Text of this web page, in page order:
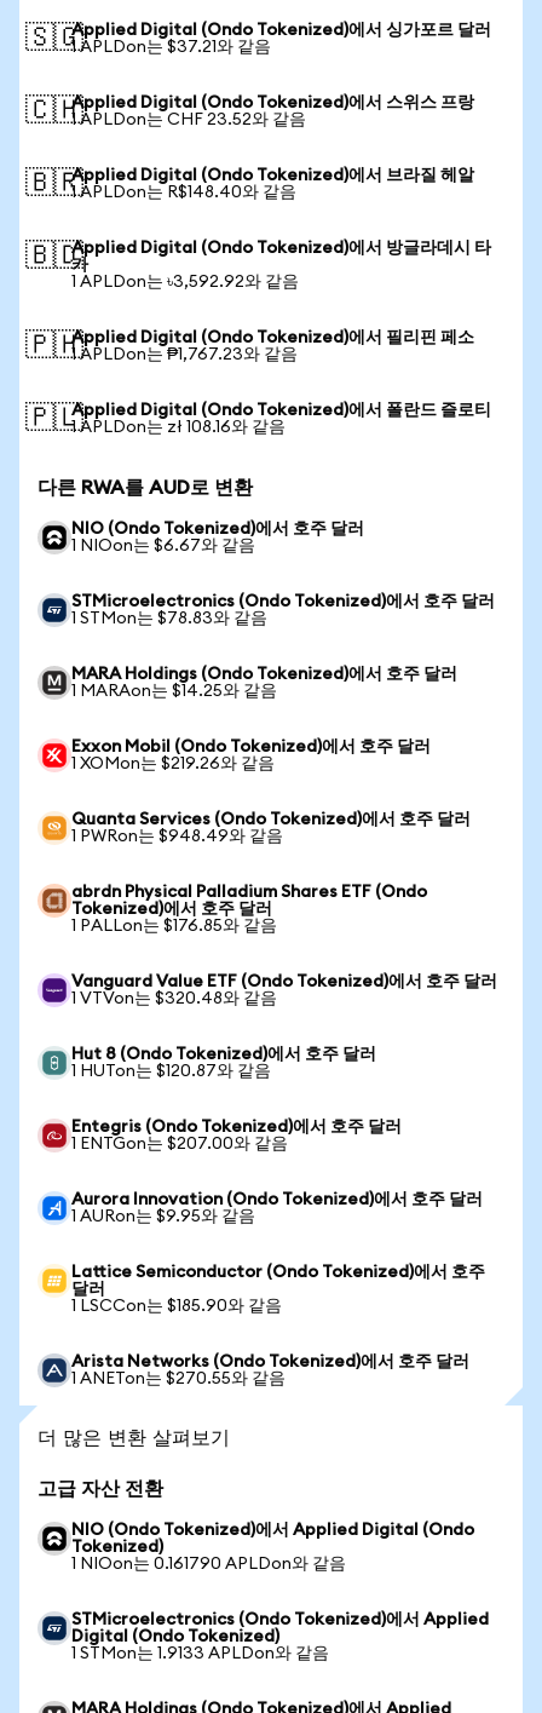
🇸🇬Applied Digital (Ondo Tokenized)에서 싱가포르 달러
1 APLDon는 $37.21와 같음
🇨🇭Applied Digital (Ondo Tokenized)에서 스위스 프랑
1 APLDon는 CHF 23.52와 같음
🇧🇷Applied Digital (Ondo Tokenized)에서 브라질 헤알
1 APLDon는 R$148.40와 같음
🇧🇩Applied Digital (Ondo Tokenized)에서 방글라데시 타
카
1 APLDon는 ৳3,592.92와 같음
🇵🇭Applied Digital (Ondo Tokenized)에서 필리핀 페소
1 APLDon는 ₱1,767.23와 같음
🇵🇱Applied Digital (Ondo Tokenized)에서 폴란드 즐로티
1 APLDon는 zł 108.16와 같음
다른 RWA를 AUD로 변환
NIO (Ondo Tokenized)에서 호주 달러
1 NIOon는 $6.67와 같음
STMicroelectronics (Ondo Tokenized)에서 호주 달러
1 STMon는 $78.83와 같음
MARA Holdings (Ondo Tokenized)에서 호주 달러
1 MARAon는 $14.25와 같음
Exxon Mobil (Ondo Tokenized)에서 호주 달러
1 XOMon는 $219.26와 같음
Quanta Services (Ondo Tokenized)에서 호주 달러
1 PWRon는 $948.49와 같음
abrdn Physical Palladium Shares ETF (Ondo
Tokenized)에서 호주 달러
1 PALLon는 $176.85와 같음
Vanguard Value ETF (Ondo Tokenized)에서 호주 달러
1 VTVon는 $320.48와 같음
Hut 8 (Ondo Tokenized)에서 호주 달러
1 HUTon는 $120.87와 같음
Entegris (Ondo Tokenized)에서 호주 달러
1 ENTGon는 $207.00와 같음
Aurora Innovation (Ondo Tokenized)에서 호주 달러
1 AURon는 $9.95와 같음
Lattice Semiconductor (Ondo Tokenized)에서 호주
달러
1 LSCCon는 $185.90와 같음
Arista Networks (Ondo Tokenized)에서 호주 달러
1 ANETon는 $270.55와 같음
더 많은 변환 살펴보기
고급 자산 전환
NIO (Ondo Tokenized)에서 Applied Digital (Ondo
Tokenized)
1 NIOon는 0.161790 APLDon와 같음
STMicroelectronics (Ondo Tokenized)에서 Applied
Digital (Ondo Tokenized)
1 STMon는 1.9133 APLDon와 같음
MARA Holdings (Ondo Tokenized)에서 Applied